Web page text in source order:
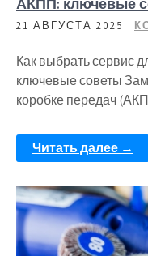
21 АВГУСТА 2025
Как выбрать сервис
ключевые советы
коробке передач
Читать далее →